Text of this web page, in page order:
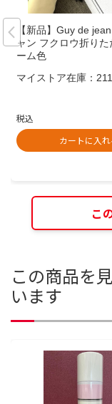
【新品】Guy de
ャン フクロウ折りた
ーム色
マイストア在庫：
税込
カートに入れ
こ
この商品を
います